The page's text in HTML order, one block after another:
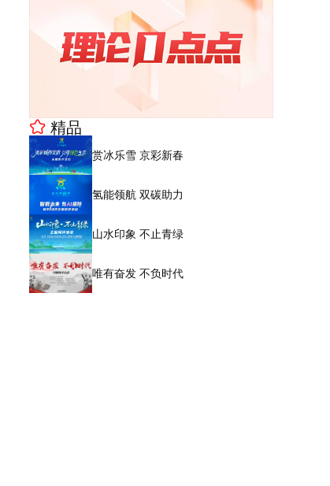
精品
赏冰乐雪 京彩新春
氢能领航 双碳助力
山水印象 不止青绿
唯有奋发 不负时代